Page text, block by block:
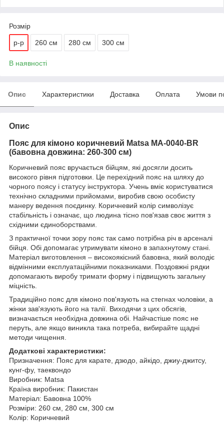
Розмір
р-р 260 см 280 см 300 см
В наявності
Опис Характеристики Доставка Оплата Умови
Опис
Пояс для кімоно коричневий Matsa MA-0040-BR
(бавовна довжина: 260-300 см)
Коричневий пояс вручається бійцям, які досягли досить
високого рівня підготовки. Це перехідний пояс на шляху до
чорного поясу і статусу інструктора. Учень вміє користуватися
технічно складними прийомами, виробив свою особисту
манеру ведення поєдинку. Коричневий колір символізує
стабільність і означає, що людина тісно пов'язав своє життя з
східними єдиноборствами.
З практичної точки зору пояс так само потрібна річ в арсеналі
бійця. Обі допомагає утримувати кімоно в запахнутому стані.
Матеріал виготовлення – високоякісний бавовна, який володіє
відмінними експлуатаційними показниками. Поздовжні рядки
допомагають виробу тримати форму і підвищують загальну
міцність.
Традиційно пояс для кімоно пов'язують на стегнах чоловіки, а
жінки зав'язують його на талії. Виходячи з цих обсягів,
визначається необхідна довжина обі. Найчастіше пояс не
перуть, але якщо виникла така потреба, вибирайте щадні
методи чищення.
Додаткові характеристики:
Призначення: Пояс для карате, дзюдо, айкідо, джиу-джитсу,
кунг-фу, таеквондо
Виробник: Matsa
Країна виробник: Пакистан
Матеріал: Бавовна 100%
Розміри: 260 см, 280 см, 300 см
Колір: Коричневий